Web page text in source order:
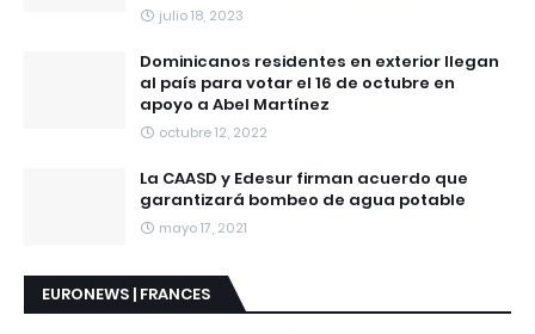
julio 18, 2023
Dominicanos residentes en exterior llegan
al país para votar el 16 de octubre en
apoyo a Abel Martínez
octubre 12, 2022
La CAASD y Edesur firman acuerdo que
garantizará bombeo de agua potable
mayo 17, 2021
EURONEWS | FRANCES